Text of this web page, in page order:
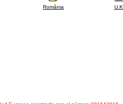
România U.K.